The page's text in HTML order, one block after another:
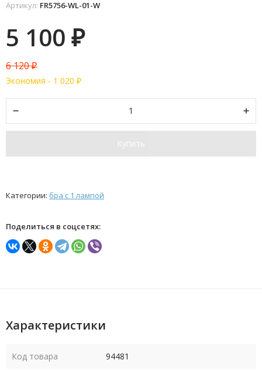
Артикул: FR5756-WL-01-W
5 100 ₽
6 120₽
Экономия - 1 020 ₽
Купить
Категории: бра с 1 лампой
Поделиться в соцсетях:
Характеристики
Код товара 94481